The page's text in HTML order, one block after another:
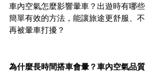
車內空氣怎麼影響暈車？出遊時有哪些
簡單有效的方法，能讓旅途更舒服、不
再被暈車打擾？
為什麼長時間搭車會暈？車內空氣品質